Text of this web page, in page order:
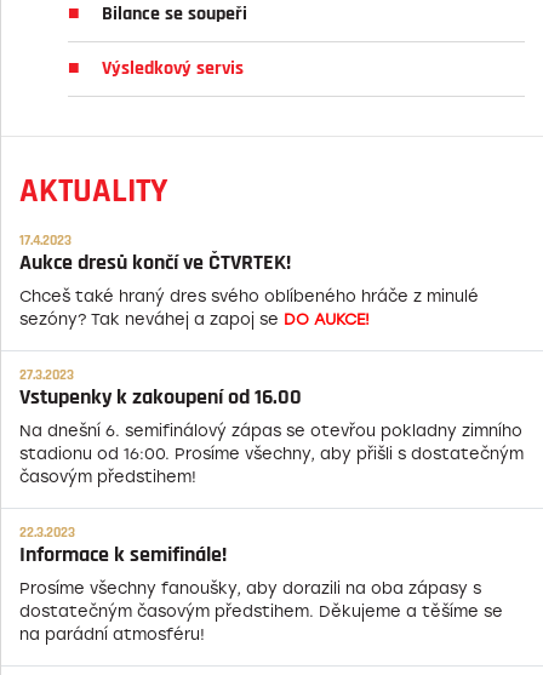
Bilance se soupeři
Výsledkový servis
AKTUALITY
17.4.2023
Aukce dresů končí ve ČTVRTEK!
Chceš také hraný dres svého oblíbeného hráče z minulé
sezóny? Tak neváhej a zapoj se DO AUKCE!
27.3.2023
Vstupenky k zakoupení od 16.00
Na dnešní 6. semifinálový zápas se otevřou pokladny zimního
stadionu od 16:00. Prosíme všechny, aby přišli s dostatečným
časovým předstihem!
22.3.2023
Informace k semifinále!
Prosíme všechny fanoušky, aby dorazili na oba zápasy s
dostatečným časovým předstihem. Děkujeme a těšíme se
na parádní atmosféru!